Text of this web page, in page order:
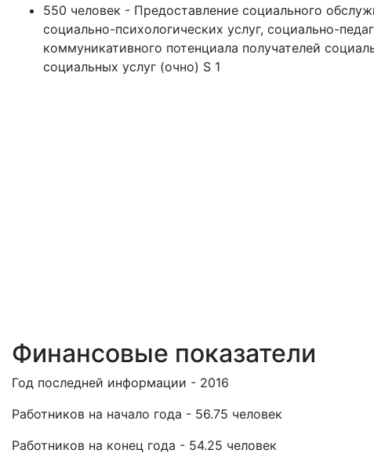
550 человек - Предоставление социального
социально-психологических услуг, социально-
коммуникативного потенциала получателей
социальных услуг (очно) S 1
Финансовые показатели
Год последней информации - 2016
Работников на начало года - 56.75 человек
Работников на конец года - 54.25 человек